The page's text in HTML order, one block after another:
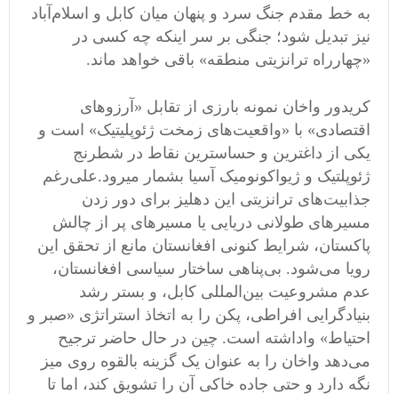
به خط مقدم جنگ سرد و پنهان میان کابل و اسلام‌آباد
نیز تبدیل شود؛ جنگی بر سر اینکه چه کسی در
«چهارراه ترانزیتی منطقه» باقی خواهد ماند.
کریدور واخان نمونه بارزی از تقابل «آرزوهای
اقتصادی» با «واقعیت‌های زمخت ژئوپلیتیک» است و
یکی از داغترین و حساسترین نقاط در شطرنج
ژئوپلتیک و ژیواکونومیک آسیا بشمار میرود.علی‌رغم
جذابیت‌های ترانزیتی این دهلیز برای دور زدن
مسیرهای طولانی دریایی یا مسیرهای پر از چالش
پاکستان، شرایط کنونی افغانستان مانع از تحقق این
رویا می‌شود. بی‌پناهی ساختار سیاسی افغانستان،
عدم مشروعیت بین‌المللی کابل، و بستر رشد
بنیادگرایی افراطی، پکن را به اتخاذ استراتژی «صبر و
احتیاط» واداشته است. چین در حال حاضر ترجیح
می‌دهد واخان را به عنوان یک گزینه بالقوه روی میز
نگه دارد و حتی جاده خاکی آن را تشویق کند، اما تا